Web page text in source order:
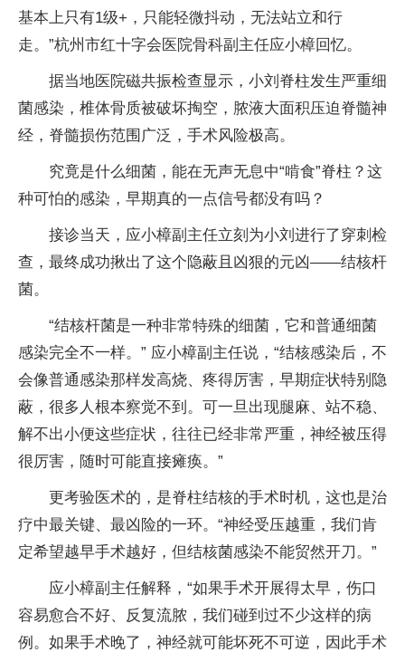
基本上只有1级+，只能轻微抖动，无法站立和行
走。”杭州市红十字会医院骨科副主任应小樟回忆。
据当地医院磁共振检查显示，小刘脊柱发生严重细
菌感染，椎体骨质被破坏掏空，脓液大面积压迫脊髓神
经，脊髓损伤范围广泛，手术风险极高。
究竟是什么细菌，能在无声无息中“啃食”脊柱？这
种可怕的感染，早期真的一点信号都没有吗？
接诊当天，应小樟副主任立刻为小刘进行了穿刺检
查，最终成功揪出了这个隐蔽且凶狠的元凶——结核杆
菌。
“结核杆菌是一种非常特殊的细菌，它和普通细菌
感染完全不一样。” 应小樟副主任说，“结核感染后，不
会像普通感染那样发高烧、疼得厉害，早期症状特别隐
蔽，很多人根本察觉不到。可一旦出现腿麻、站不稳、
解不出小便这些症状，往往已经非常严重，神经被压得
很厉害，随时可能直接瘫痪。”
更考验医术的，是脊柱结核的手术时机，这也是治
疗中最关键、最凶险的一环。“神经受压越重，我们肯
定希望越早手术越好，但结核菌感染不能贸然开刀。”
应小樟副主任解释，“如果手术开展得太早，伤口
容易愈合不好、反复流脓，我们碰到过不少这样的病
例。如果手术晚了，神经就可能坏死不可逆，因此手术